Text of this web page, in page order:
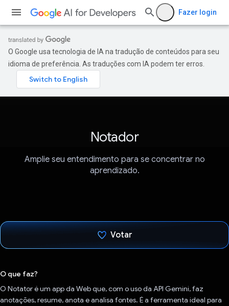
Fazer login
O Google usa tecnologia de IA na tradução de conteúdos para seu
idioma de preferência. As traduções com IA podem ter erros.
Notador
Amplie seu entendimento para se concentrar no
aprendizado.
Votar
O que faz?
O Notator é um app da Web que, com o uso da API Gemini, faz
anotações, resume, anota e analisa fontes. É a ferramenta ideal para